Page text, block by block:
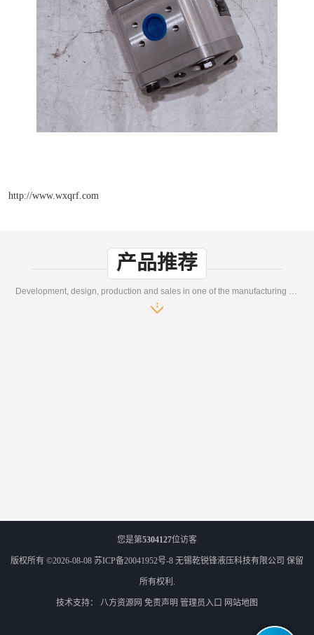
http://www.wxqrf.com
产品推荐
您是第5304127位访客
版权所有 ©2026-08-08 苏ICP备20041952号-8 无锡乾锐锋液压科技有限公司 保留
所有权利.
技术支持： 八方资源网 免责声明 管理员入口 网站地图